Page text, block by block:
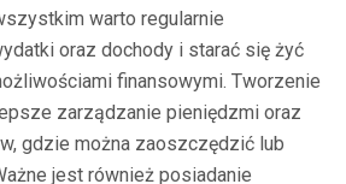
warto regularnie
oraz dochody i starać się żyć
finansowymi. Tworzenie
zarządzanie pieniędzmi oraz
gdzie można zaoszczędzić lub
jest również posiadanie